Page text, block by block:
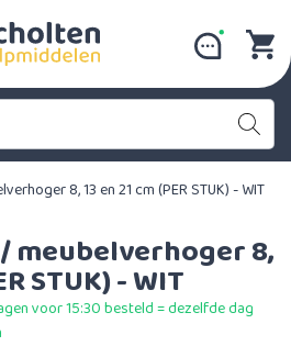
8, 13 en 21 cm (PER STUK) - WIT
meubelverhoger 8,
STUK) - WIT
voor 15:30 besteld = dezelfde dag